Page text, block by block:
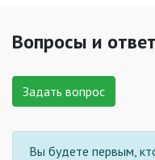
Вопросы и
Задать вопрос
Вы будете первым,